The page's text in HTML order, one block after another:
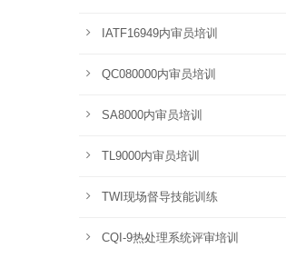
IATF16949内审员培训
QC080000内审员培训
SA8000内审员培训
TL9000内审员培训
TWI现场督导技能训练
CQI-9热处理系统评审培训